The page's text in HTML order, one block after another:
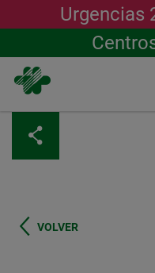
contenido
principal
Urgencias
VOLVER